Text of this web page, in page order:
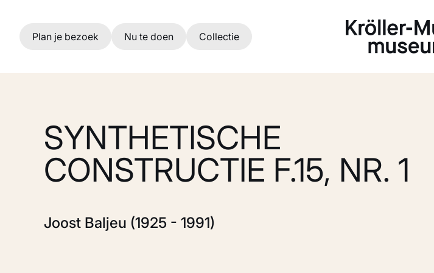
Ga naar hoofdinhoud
Plan je bezoek Nu te doen Collectie
SYNTHETISCHE
CONSTRUCTIE F.15, NR. 1
Joost Baljeu (1925 - 1991)